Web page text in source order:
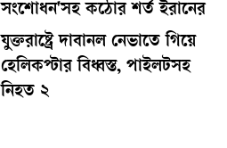
সংশোধন'সহ কঠোর শর্ত ইরানের
যুক্তরাষ্ট্রে দাবানল নেভাতে গিয়ে
হেলিকপ্টার বিধ্বস্ত, পাইলটসহ
নিহত ২